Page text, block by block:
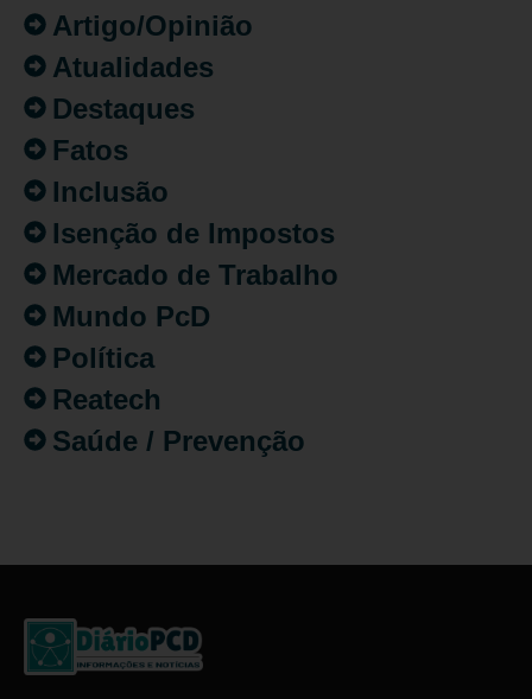
Artigo/Opinião
Atualidades
Destaques
Fatos
Inclusão
Isenção de Impostos
Mercado de Trabalho
Mundo PcD
Política
Reatech
Saúde / Prevenção